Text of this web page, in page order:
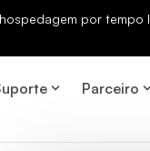
por tempo
Parceiro